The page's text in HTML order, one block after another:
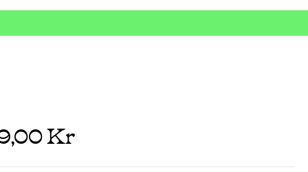
Kr